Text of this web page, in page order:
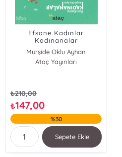
Efsane Kadınlar
Kadınanalar
Mürşide Oklu Ayhan
Ataç Yayınları
₺210,00
₺147,00
%30
Sepete Ekle